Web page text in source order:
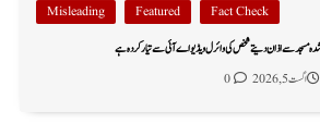
Fact Check
Featured
Misleading
مسجد سے اذان دیتے شخص کی وائرل ویڈیو اے آئی سے تیار کردہ ہے
اگست 5, 2026 0